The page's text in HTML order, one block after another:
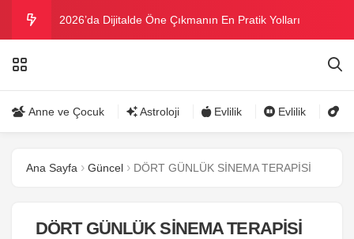
2026’da Dijitalde Öne Çıkmanın En Pratik Yolları
Danla Bilic ile Reynmen Miami’de tatilde
Anne ve Çocuk Astroloji Evlilik Evlilik
Ana Sayfa Güncel DÖRT GÜNLÜK SİNEMA TERAPİSİ
DÖRT GÜNLÜK SİNEMA TERAPİSİ